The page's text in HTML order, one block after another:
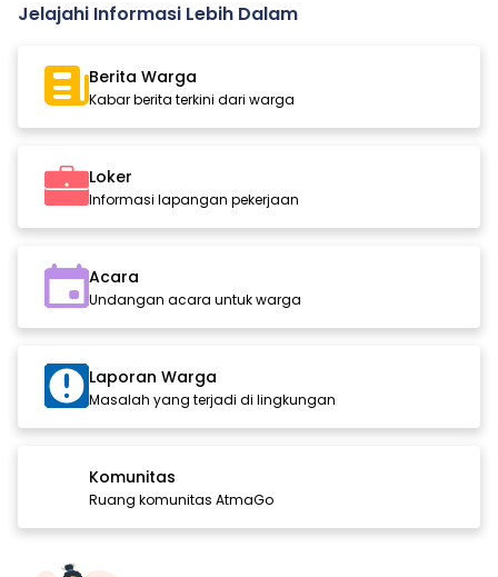
Jelajahi Informasi Lebih Dalam
Berita Warga
Kabar berita terkini dari warga
Loker
Informasi lapangan pekerjaan
Acara
Undangan acara untuk warga
Laporan Warga
Masalah yang terjadi di lingkungan
Komunitas
Ruang komunitas AtmaGo